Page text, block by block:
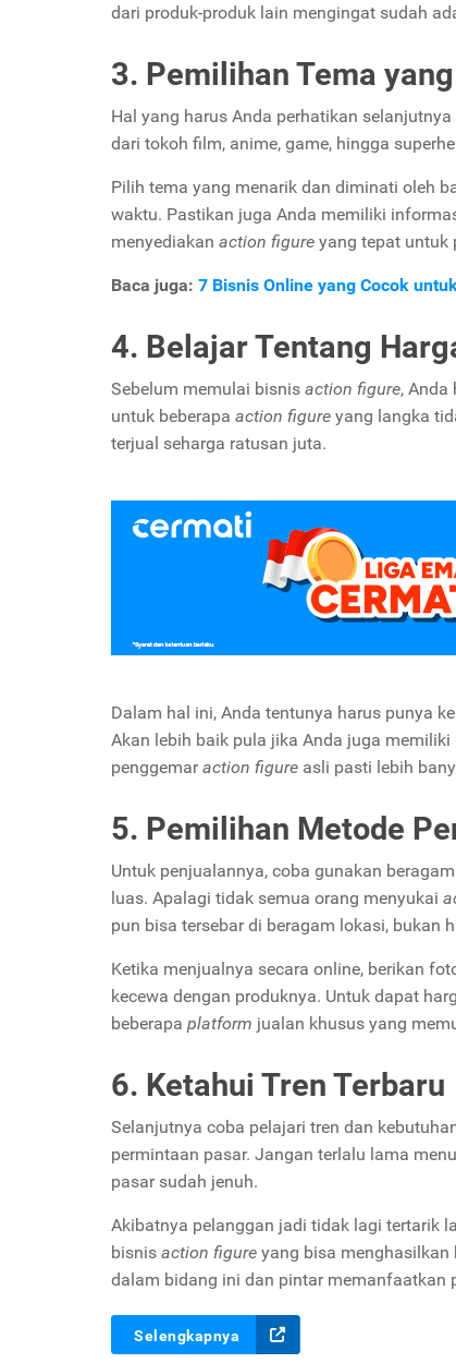
dari produk-produk lain mengingat sudah
3. Pemilihan Tema
Hal yang harus Anda perhatikan
dari tokoh film, anime, game, hingga
Pilih tema yang menarik dan diminati oleh
waktu. Pastikan juga Anda memiliki
menyediakan action figure yang tepat untuk
Baca juga: 7 Bisnis Online yang Cocok
4. Belajar Tentang
Sebelum memulai bisnis action figure, Anda
untuk beberapa action figure yang langka
terjual seharga ratusan juta.
Dalam hal ini, Anda tentunya harus punya
Akan lebih baik pula jika Anda juga
penggemar action figure asli pasti lebih
5. Pemilihan Metode
Untuk penjualannya, coba gunakan beragam
luas. Apalagi tidak semua orang menyukai
pun bisa tersebar di beragam lokasi, bukan
Ketika menjualnya secara online, berikan
kecewa dengan produknya. Untuk dapat
beberapa platform jualan khusus yang
6. Ketahui Tren Terbaru
Selanjutnya coba pelajari tren dan
permintaan pasar. Jangan terlalu lama
pasar sudah jenuh.
Akibatnya pelanggan jadi tidak lagi tertarik
bisnis action figure yang bisa menghasilkan
dalam bidang ini dan pintar memanfaatkan
Selengkapnya